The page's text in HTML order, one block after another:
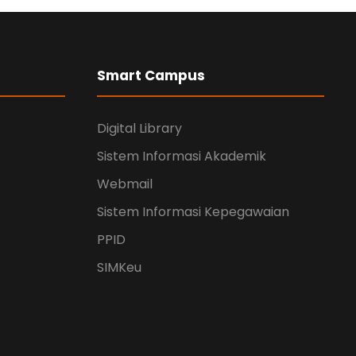
Smart Campus
Digital Library
Sistem Informasi Akademik
Webmail
Sistem Informasi Kepegawaian
PPID
SIMKeu